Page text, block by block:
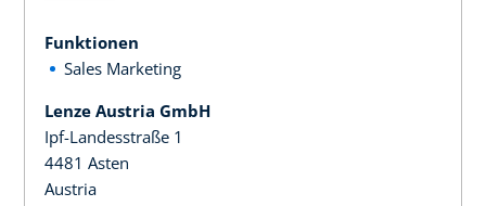
Funktionen
Sales Marketing
Lenze Austria GmbH
Ipf-Landesstraße 1
4481 Asten
Austria